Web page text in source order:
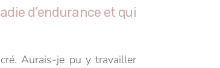
d’endurance et qui
Aurais-je pu y travailler